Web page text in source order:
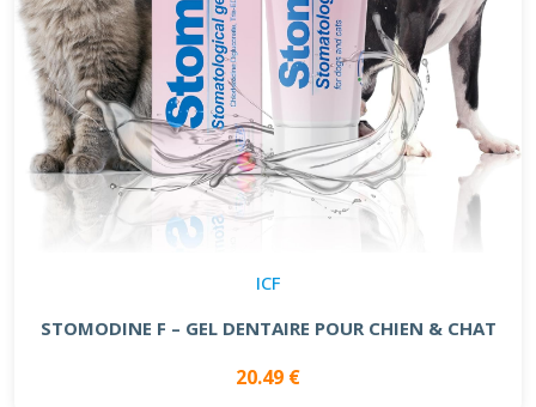
ICF
STOMODINE F – GEL DENTAIRE POUR CHIEN & CHAT
20.49 €